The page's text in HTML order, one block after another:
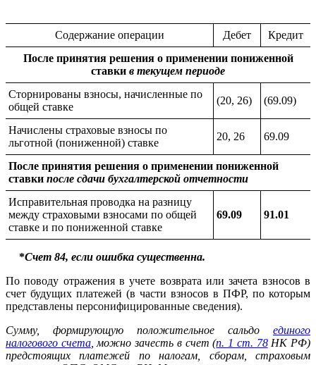
Содержание операции Дебет
Кредит
После принятия решения о применении пониженной
ставки в текущем периоде
Сторнированы взносы, начисленные по
общей ставке
(20, 26) (69.09)
Начислены страховые взносы по
льготной (пониженной) ставке
20, 26 69.09
После принятия решения о применении пониженной
ставки после сдачи бухгалтерской отчетности
Исправительная проводка на разницу
между страховыми взносами по общей
ставке и по пониженной ставке
69.09 91.01
*Счет 84, если ошибка существенна.
По поводу отражения в учете возврата или зачета взносов в
счет будущих платежей (в части взносов в ПФР, по которым
представлены персонифицированные сведения).
Сумму, формирующую положительное сальдо единого
налогового счета, можно зачесть в счет (п. 1 ст. 78НК РФ)
предстоящих платежей по налогам, сборам, страховым